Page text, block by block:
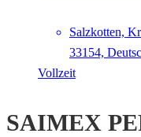
Salzkotten,
33154,
Vollzeit
SAIMEX